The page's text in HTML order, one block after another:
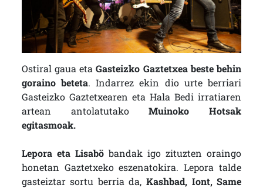
Ostiral gaua eta Gasteizko Gaztetxea beste behin
goraino beteta. Indarrez ekin dio urte berriari
Gasteizko Gaztetxearen eta Hala Bedi irratiaren
artean antolatutakoMuinoko Hotsak
egitasmoak.
Lepora eta Lisaböbandak igo zituzten oraingo
honetan Gaztetxeko eszenatokira. Lepora talde
gasteiztar sortu berria da,Kashbad, Iont, Same